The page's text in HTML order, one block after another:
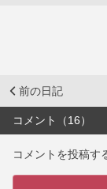
前の日記
コメント（16）
コメントを投稿す